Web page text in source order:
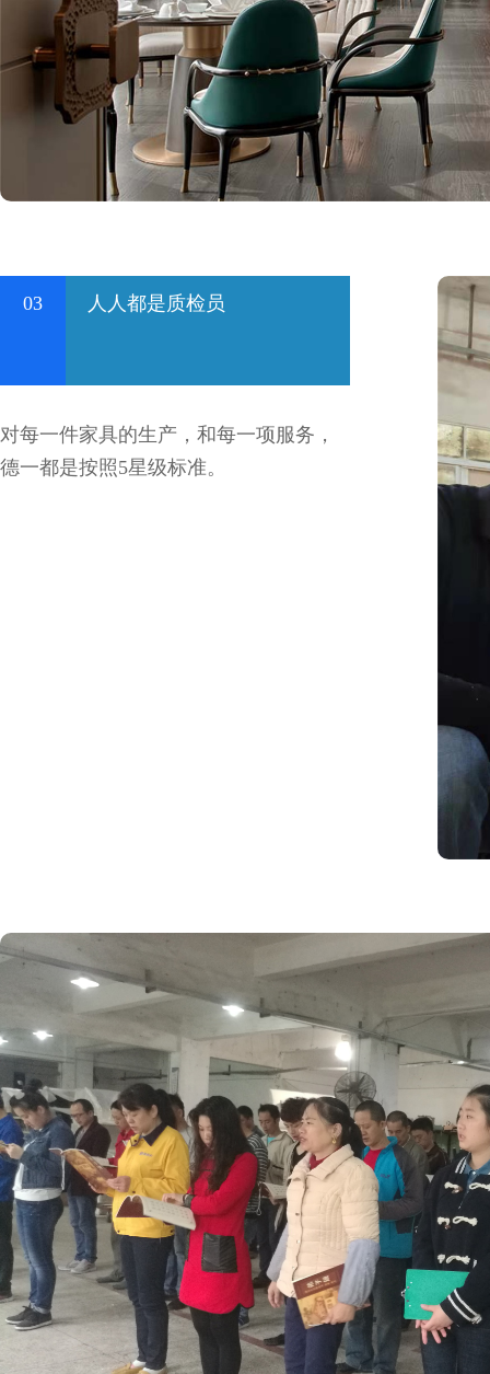
03 人人都是质检员
对每一件家具的生产，和每一项服务，
德一都是按照5星级标准。